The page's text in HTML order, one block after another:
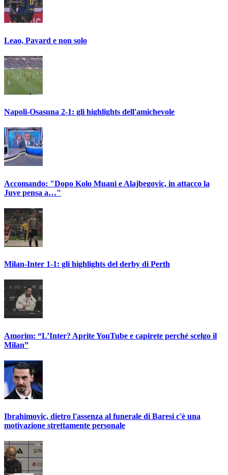
Leao, Pavard e non solo
Napoli-Osasuna 2-1: gli highlights dell'amichevole
Accomando: "Dopo Kolo Muani e Alajbegovic, in attacco la
Juve pensa a…"
Milan-Inter 1-1: gli highlights del derby di Perth
Amorim: “L’Inter? Aprite YouTube e capirete perché scelgo il
Milan”
Ibrahimovic, dietro l'assenza al funerale di Baresi c'è una
motivazione strettamente personale